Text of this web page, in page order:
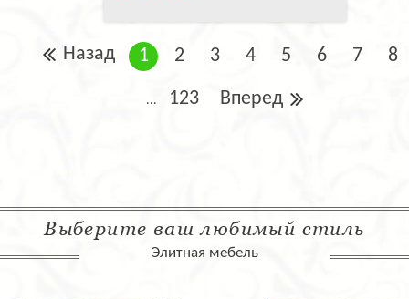
Назад 1 2 3 4 5 6 7 8
... 123 Вперед
Выберите ваш любимый стиль
Элитная мебель